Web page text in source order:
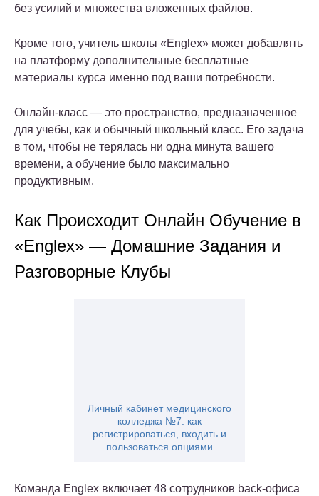
без усилий и множества вложенных файлов.
Кроме того, учитель школы «Englex» может добавлять
на платформу дополнительные бесплатные
материалы курса именно под ваши потребности.
Онлайн-класс — это пространство, предназначенное
для учебы, как и обычный школьный класс. Его задача
в том, чтобы не терялась ни одна минута вашего
времени, а обучение было максимально
продуктивным.
Как Происходит Онлайн Обучение в
«Englex» — Домашние Задания и
Разговорные Клубы
Личный кабинет медицинского
колледжа №7: как
регистрироваться, входить и
пользоваться опциями
Команда Englex включает 48 сотрудников back-офиса